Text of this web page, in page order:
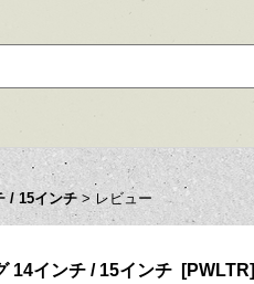
/ 15インチ > レビュー
14インチ / 15インチ [PWLTR]